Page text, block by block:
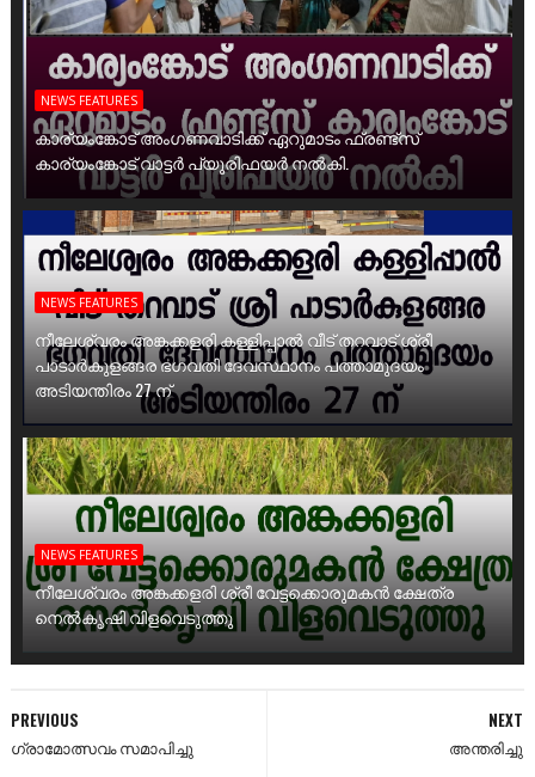
NEWS FEATURES
കാര്യംങ്കോട് അംഗണവാടിക്ക് ഏറുമാടം ഫ്രണ്ട്സ്
കാര്യംങ്കോട് വാട്ടർ പ്യൂരിഫയർ നൽകി.
NEWS FEATURES
നീലേശ്വരം അങ്കക്കളരി കള്ളിപ്പാൽ വീട് തറവാട് ശ്രീ
പാടാർകുളങ്ങര ഭഗവതി ദേവസ്ഥാനം പത്താമുദയം
അടിയന്തിരം 27 ന്
NEWS FEATURES
നീലേശ്വരം അങ്കക്കളരി ശ്രീ വേട്ടക്കൊരുമകൻ ക്ഷേത്ര
നെൽകൃഷി വിളവെടുത്തു
NEXT
അന്തരിച്ചു
PREVIOUS
ഗ്രാമോത്സവം സമാപിച്ചു